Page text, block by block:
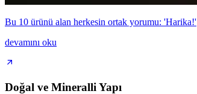
Bu 10 ürünü alan herkesin ortak yorumu: 'Harika!'
devamını oku
Doğal ve Mineralli Yapı